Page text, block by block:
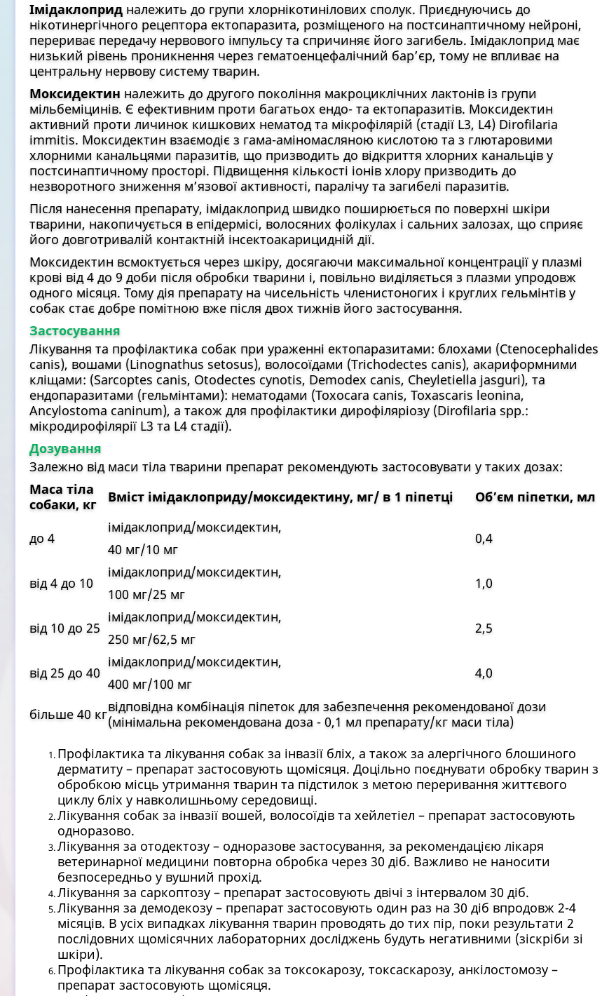
Імідаклоприд належить до групи хлорнікотинілових сполук. Приєднуючись до
нікотинергічного рецептора ектопаразита, розміщеного на постсинаптичному нейроні,
перериває передачу нервового імпульсу та спричиняє його загибель. Імідаклоприд має
низький рівень проникнення через гематоенцефалічний бар’єр, тому не впливає на
центральну нервову систему тварин.
Моксидектин належить до другого покоління макроциклічних лактонів із групи
мільбеміцинів. Є ефективним проти багатьох ендо- та ектопаразитів. Моксидектин
активний проти личинок кишкових нематод та мікрофілярій (стадії L3, L4) Dirofilaria
immitis. Моксидектин взаємодіє з гама-аміномасляною кислотою та з глютаровими
хлорними канальцями паразитів, що призводить до відкриття хлорних канальців у
постсинаптичному просторі. Підвищення кількості іонів хлору призводить до
незворотного зниження м’язової активності, паралічу та загибелі паразитів.
Після нанесення препарату, імідаклоприд швидко поширюється по поверхні шкіри
тварини, накопичується в епідермісі, волосяних фолікулах і сальних залозах, що сприяє
його довготривалій контактній інсектоакарицидній дії.
Моксидектин всмоктується через шкіру, досягаючи максимальної концентрації у плазмі
крові від 4 до 9 доби після обробки тварини і, повільно виділяється з плазми упродовж
одного місяця. Тому дія препарату на чисельність членистоногих і круглих гельмінтів у
собак стає добре помітною вже після двох тижнів його застосування.
Застосування
Лікування та профілактика собак при ураженні ектопаразитами: блохами (Ctenocephalides
canis), вошами (Linognathus setosus), волосоїдами (Trichodectes canis), акариформними
кліщами: (Sarcoptes canis, Otodectes cynotis, Demodex canis, Cheyletiella jasguri), та
ендопаразитами (гельмінтами): нематодами (Toxocara canis, Toxascaris leonina,
Ancylostoma caninum), а також для профілактики дирофіляріозу (Dirofilaria spp.:
мікродирофілярії L3 та L4 стадії).
Дозування
Залежно від маси тіла тварини препарат рекомендують застосовувати у таких дозах:
Маса тіла
собаки, кг
Вміст імідаклоприду/моксидектину, мг/ в 1 піпетці Об’єм піпетки, мл
до 4
імідаклоприд/моксидектин,
40 мг/10 мг
0,4
від 4 до 10
імідаклоприд/моксидектин,
100 мг/25 мг
1,0
від 10 до 25
імідаклоприд/моксидектин,
250 мг/62,5 мг
2,5
від 25 до 40
імідаклоприд/моксидектин,
400 мг/100 мг
4,0
більше 40 кгвідповідна комбінація піпеток для забезпечення рекомендованої дози
(мінімальна рекомендована доза - 0,1 мл препарату/кг маси тіла)
Профілактика та лікування собак за інвазії бліх, а також за алергічного блошиного
дерматиту – препарат застосовують щомісяця. Доцільно поєднувати обробку тварин з
обробкою місць утримання тварин та підстилок з метою переривання життєвого
циклу бліх у навколишньому середовищі.
Лікування собак за інвазії вошей, волосоїдів та хейлетіел – препарат застосовують
одноразово.
Лікування за отодектозу – одноразове застосування, за рекомендацією лікаря
ветеринарної медицини повторна обробка через 30 діб. Важливо не наносити
безпосередньо у вушний прохід.
Лікування за саркоптозу – препарат застосовують двічі з інтервалом 30 діб.
Лікування за демодекозу – препарат застосовують один раз на 30 діб впродовж 2-4
місяців. В усіх випадках лікування тварин проводять до тих пір, поки результати 2
послідовних щомісячних лабораторних досліджень будуть негативними (зіскріби зі
шкіри).
Профілактика та лікування собак за токсокарозу, токсаскарозу, анкілостомозу –
препарат застосовують щомісяця.